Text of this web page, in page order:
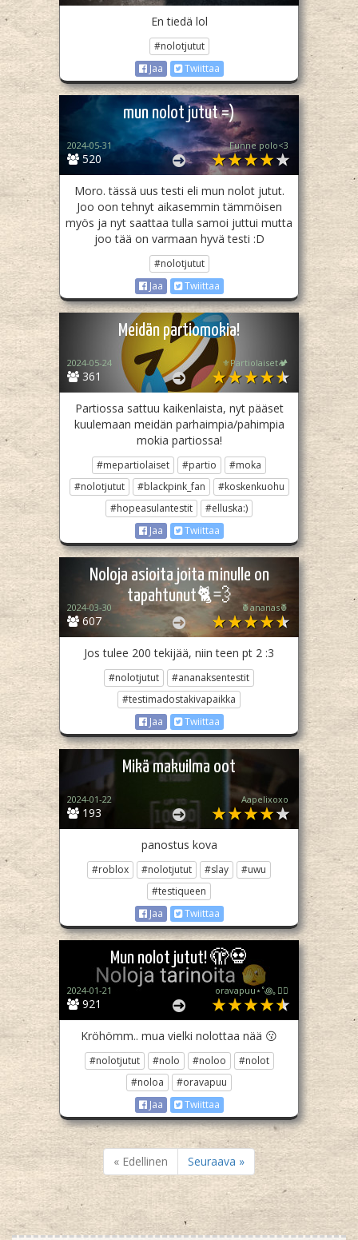
En tiedä lol
#nolotjutut
Jaa
Twiittaa
mun nolot jutut =)
520
2024-05-31 Funne polo<3
Moro. tässä uus testi eli mun nolot jutut.
Joo oon tehnyt aikasemmin tämmöisen
myös ja nyt saattaa tulla samoi juttui mutta
joo tää on varmaan hyvä testi :D
#nolotjutut
Jaa
Twiittaa
Meidän partiomokia!
361
2024-05-24 ⚜️Partiolaiset🏕️
Partiossa sattuu kaikenlaista, nyt pääset
kuulemaan meidän parhaimpia/pahimpia
mokia partiossa!
#mepartiolaiset #partio
#moka
#nolotjutut
#blackpink_fan
#koskenkuohu
#hopeasulantestit
#elluska:)
Jaa
Twiittaa
Noloja asioita joita minulle on
tapahtunut🐈💨
607
2024-03-30 🍍ananas🍍
Jos tulee 200 tekijää, niin teen pt 2 :3
#nolotjutut
#ananaksentestit
#testimadostakivapaikka
Jaa
Twiittaa
Mikä makuilma oot
193
2024-01-22 Aapelixoxo
panostus kova
#roblox #nolotjutut #slay
#uwu
#testiqueen
Jaa
Twiittaa
Mun nolot jutut! 🫣💀
921
2024-01-21 oravapuu⋆˚꩜｡🏳️‍🌈
Kröhömm.. mua vielki nolottaa nää 😗
#nolotjutut #nolo #noloo
#nolot
#noloa
#oravapuu
Jaa
Twiittaa
« Edellinen Seuraava »